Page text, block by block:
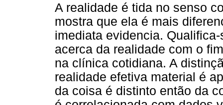
A realidade é tida no senso
mostra que ela é mais
imediata evidencia.
acerca da realidade com o
na clínica cotidiana. A
realidade efetiva material é
da coisa é distinto então da